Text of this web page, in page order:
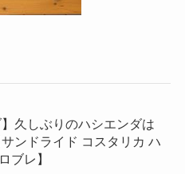
久しぶりのハシエンダは
ンドライド コスタリカ ハ
ブレ】